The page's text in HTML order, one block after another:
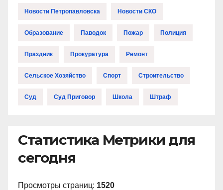
Новости Петропавловска Новости СКО
Образование Паводок Пожар Полиция
Праздник Прокуратура Ремонт
Сельское Хозяйство Спорт Строительство
Суд Суд Приговор Школа Штраф
Статистика Метрики для
сегодня
Просмотры страниц: 1520